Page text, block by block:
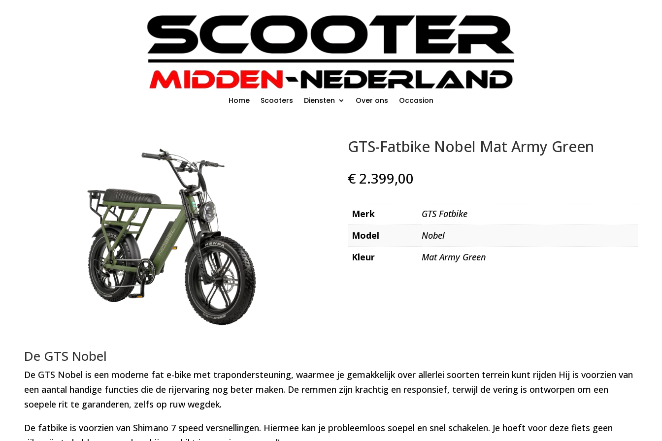
Home Scooters Diensten Over ons Occasion
GTS-Fatbike Nobel Mat Army Green
€ 2.399,00
Merk
GTS Fatbike
Model
Nobel
Kleur
Mat Army Green
De GTS Nobel
De GTS Nobel is een moderne fat e-bike met trapondersteuning, waarmee je gemakkelijk over allerlei soorten terrein kunt rijden Hij is voorzien van
een aantal handige functies die de rijervaring nog beter maken. De remmen zijn krachtig en responsief, terwijl de vering is ontworpen om een
soepele rit te garanderen, zelfs op ruw wegdek.
De fatbike is voorzien van Shimano 7 speed versnellingen. Hiermee kan je probleemloos soepel en snel schakelen. Je hoeft voor deze fiets geen